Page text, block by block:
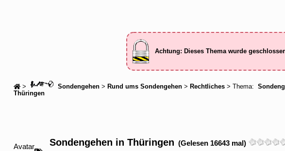
Achtung: Dieses Thema wurde
> Sondengehen > Rund ums Sondengehen > Rechtliches > Thema:
Thüringen
Avatar Sondengehen in Thüringen (Gelesen 16643 mal)